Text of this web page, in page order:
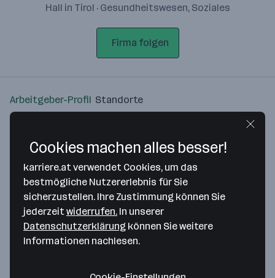
Hall in Tirol · Gesundheitswesen, Soziales
Firma folgen
Arbeitgeber-Profil Standorte
Bitte stimme unseren Cookie-
Richtlinien zu, um diese Karte
anzuzeigen.
Cookies machen alles besser!
karriere.at verwendet Cookies, um das
bestmögliche Nutzererlebnis für Sie
sicherzustellen. Ihre Zustimmung können Sie
jederzeitwiderrufen. In unserer
Datenschutzerklärung können Sie weitere
Informationen nachlesen.